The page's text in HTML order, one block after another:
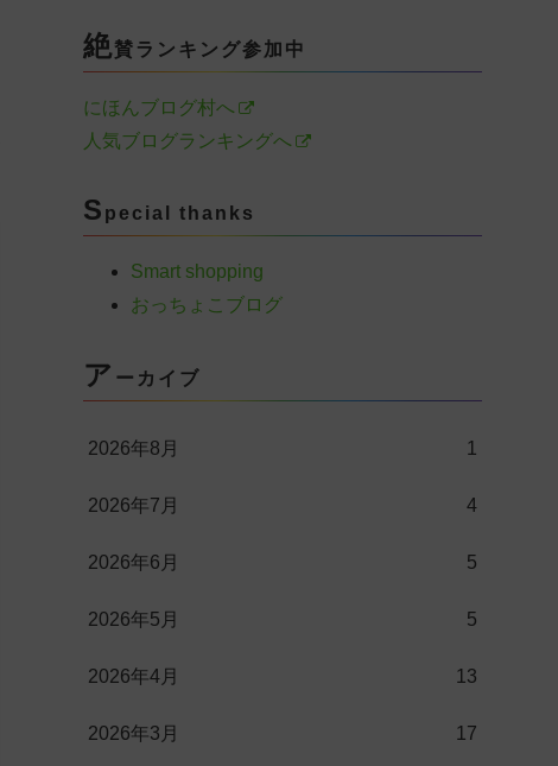
絶賛ランキング参加中
にほんブログ村へ
人気ブログランキングへ
S pecial thanks
Smart shopping
おっちょこブログ
ア ーカイブ
2026年8月 1
2026年7月 4
2026年6月 5
2026年5月 5
2026年4月 13
2026年3月 17